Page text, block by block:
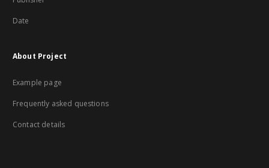
Date
About Project
Example page
Frequently asked questions
Contact details